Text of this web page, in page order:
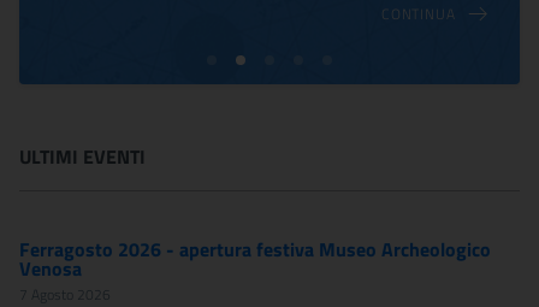
CONTINUA
ULTIMI EVENTI
Ferragosto 2026 - apertura festiva Museo Archeologico
Venosa
7 Agosto 2026